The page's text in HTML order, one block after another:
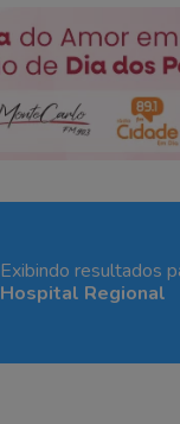
Exibindo resultados
Hospital Regional